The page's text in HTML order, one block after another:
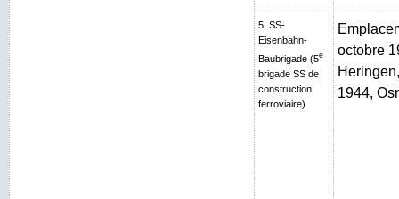
5. SS-
Eisenbahn-
Baubrigade (5e
brigade SS de
construction
ferroviaire)
octobre
1944,